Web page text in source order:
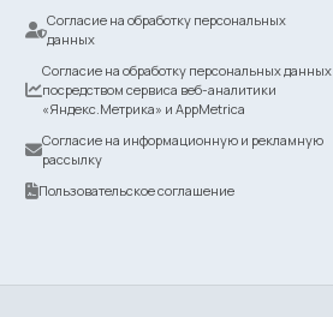
Согласие на обработку персональных
данных
Согласие на обработку персональных данных
посредством сервиса веб-аналитики
«Яндекс.Метрика» и AppMetrica
Согласие на информационную и рекламную
рассылку
Пользовательское соглашение